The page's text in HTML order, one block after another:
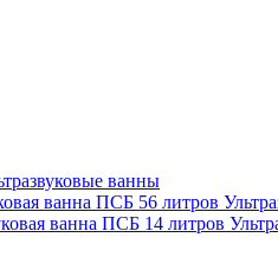
ванны
ванна ПСБ 56 литров
ванна ПСБ 14 литров